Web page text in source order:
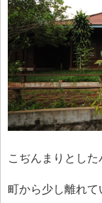
こぢんまりとした
町から少し離れて